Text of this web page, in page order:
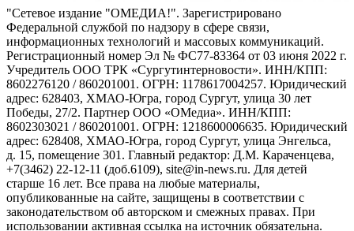
"Сетевое издание "ОМЕДИА!". Зарегистрировано
Федеральной службой по надзору в сфере связи,
информационных технологий и массовых коммуникаций.
Регистрационный номер Эл № ФС77-83364 от 03 июня 2022 г.
Учредитель ООО ТРК «Сургутинтерновости». ИНН/КПП:
8602276120 / 860201001. ОГРН: 1178617004257. Юридический
адрес: 628403, ХМАО-Югра, город Сургут, улица 30 лет
Победы, 27/2. Партнер ООО «ОМедиа». ИНН/КПП:
8602303021 / 860201001. ОГРН: 1218600006635. Юридический
адрес: 628408, ХМАО-Югра, город Сургут, улица Энгельса,
д. 15, помещение 301. Главный редактор: Д.М. Караченцева,
+7(3462) 22-12-11 (доб.6109), site@in-news.ru. Для детей
старше 16 лет. Все права на любые материалы,
опубликованные на сайте, защищены в соответствии с
законодательством об авторском и смежных правах. При
использовании активная ссылка на источник обязательна.